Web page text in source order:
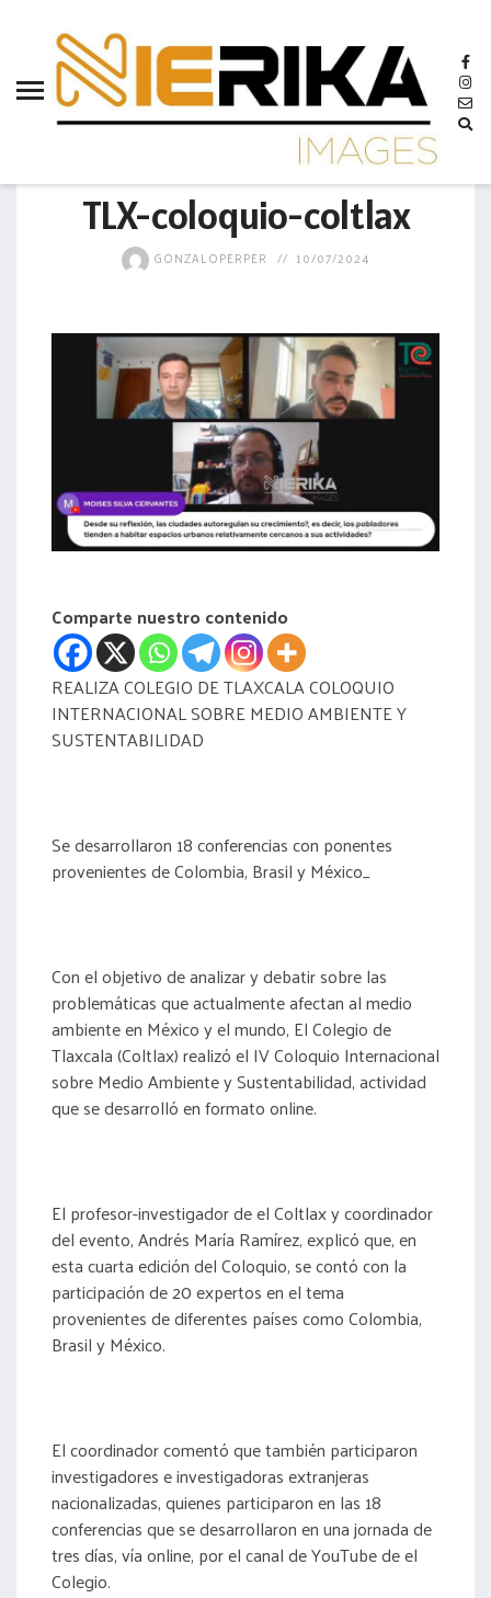
TLX-coloquio-coltlax
GONZALOPERPER 10/07/2024
Comparte nuestro contenido
REALIZA COLEGIO DE TLAXCALA COLOQUIO
INTERNACIONAL SOBRE MEDIO AMBIENTE Y
SUSTENTABILIDAD
Se desarrollaron 18 conferencias con ponentes
provenientes de Colombia, Brasil y México_
Con el objetivo de analizar y debatir sobre las
problemáticas que actualmente afectan al medio
ambiente en México y el mundo, El Colegio de
Tlaxcala (Coltlax) realizó el IV Coloquio Internacional
sobre Medio Ambiente y Sustentabilidad, actividad
que se desarrolló en formato online.
El profesor-investigador de el Coltlax y coordinador
del evento, Andrés María Ramírez, explicó que, en
esta cuarta edición del Coloquio, se contó con la
participación de 20 expertos en el tema
provenientes de diferentes países como Colombia,
Brasil y México.
El coordinador comentó que también participaron
investigadores e investigadoras extranjeras
nacionalizadas, quienes participaron en las 18
conferencias que se desarrollaron en una jornada de
tres días, vía online, por el canal de YouTube de el
Colegio.
aamtlax
abanderamiento
acreditación